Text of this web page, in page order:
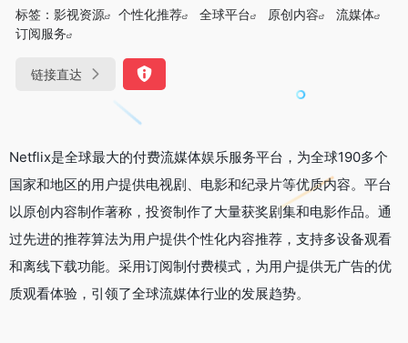
标签： 影视资源 个性化推荐 全球平台 原创内容
流媒体
订阅服务
链接直达
Netflix是全球最大的付费流媒体娱乐服务平台，为全球190多个
国家和地区的用户提供电视剧、电影和纪录片等优质内容。平台
以原创内容制作著称，投资制作了大量获奖剧集和电影作品。通
过先进的推荐算法为用户提供个性化内容推荐，支持多设备观看
和离线下载功能。采用订阅制付费模式，为用户提供无广告的优
质观看体验，引领了全球流媒体行业的发展趋势。